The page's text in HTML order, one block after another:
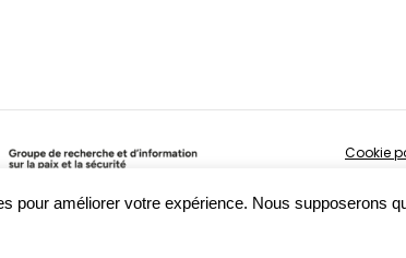
Cookie
pour améliorer votre expérience. Nous supposerons